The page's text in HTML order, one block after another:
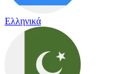
Ελληνικά